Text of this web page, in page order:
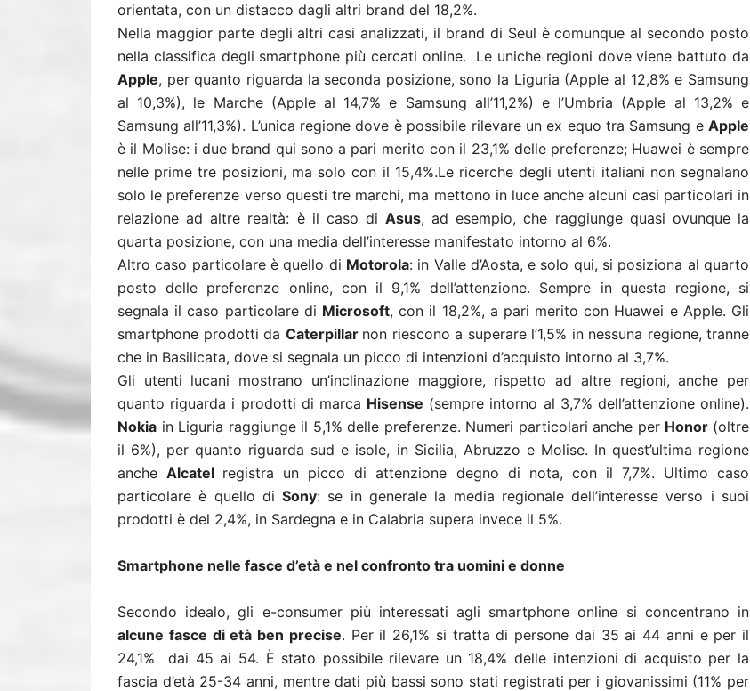
orientata, con un distacco dagli altri brand del 18,2%.
Nella maggior parte degli altri casi analizzati, il brand di Seul è comunque al secondo posto
nella classifica degli smartphone più cercati online. Le uniche regioni dove viene battuto da
Apple, per quanto riguarda la seconda posizione, sono la Liguria (Apple al 12,8% e Samsung
al 10,3%), le Marche (Apple al 14,7% e Samsung all’11,2%) e l’Umbria (Apple al 13,2% e
Samsung all’11,3%). L’unica regione dove è possibile rilevare un ex equo tra Samsung e Apple
è il Molise: i due brand qui sono a pari merito con il 23,1% delle preferenze; Huawei è sempre
nelle prime tre posizioni, ma solo con il 15,4%.Le ricerche degli utenti italiani non segnalano
solo le preferenze verso questi tre marchi, ma mettono in luce anche alcuni casi particolari in
relazione ad altre realtà: è il caso diAsus, ad esempio, che raggiunge quasi ovunque la
quarta posizione, con una media dell’interesse manifestato intorno al 6%.
Altro caso particolare è quello di Motorola: in Valle d’Aosta, e solo qui, si posiziona al quarto
posto delle preferenze online, con il 9,1% dell’attenzione. Sempre in questa regione, si
segnala il caso particolare di Microsoft, con il 18,2%, a pari merito con Huawei e Apple. Gli
smartphone prodotti da Caterpillar non riescono a superare l’1,5% in nessuna regione, tranne
che in Basilicata, dove si segnala un picco di intenzioni d’acquisto intorno al 3,7%.
Gli utenti lucani mostrano un’inclinazione maggiore, rispetto ad altre regioni, anche per
quanto riguarda i prodotti di marca Hisense (sempre intorno al 3,7% dell’attenzione online).
Nokia in Liguria raggiunge il 5,1% delle preferenze. Numeri particolari anche per Honor (oltre
il 6%), per quanto riguarda sud e isole, in Sicilia, Abruzzo e Molise. In quest’ultima regione
ancheAlcatel registra un picco di attenzione degno di nota, con il 7,7%. Ultimo caso
particolare è quello diSony: se in generale la media regionale dell’interesse verso i suoi
prodotti è del 2,4%, in Sardegna e in Calabria supera invece il 5%.
Smartphone nelle fasce d’età e nel confronto tra uomini e donne
Secondo idealo, gli e-consumer più interessati agli smartphone online si concentrano in
alcune fasce di età ben precise. Per il 26,1% si tratta di persone dai 35 ai 44 anni e per il
24,1% dai 45 ai 54. È stato possibile rilevare un 18,4% delle intenzioni di acquisto per la
fascia d’età 25-34 anni, mentre dati più bassi sono stati registrati per i giovanissimi (11% per